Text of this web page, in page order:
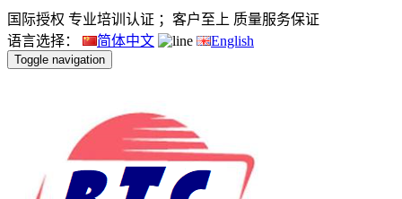
国际授权 专业培训认证 ；客户至上 质量服务保证
语言选择：
简体中文 English
Toggle navigation